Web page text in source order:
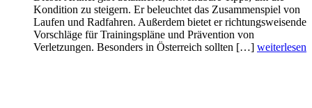
Kondition zu steigern. Er beleuchtet das Zusammenspiel von
Laufen und Radfahren. Außerdem bietet er richtungsweisende
Vorschläge für Trainingspläne und Prävention von
Verletzungen. Besonders in Österreich sollten […] weiterlesen